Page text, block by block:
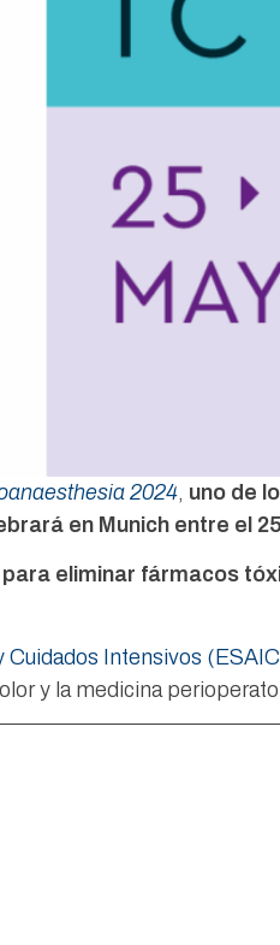
2024, uno de
en Munich entre el
eliminar fármacos
Intensivos
y la medicina